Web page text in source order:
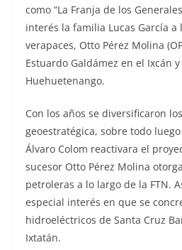
como “La Franja de los
interés la familia Lucas García a
verapaces, Otto Pérez Molina
Estuardo Galdámez en el Ixcán
Huehuetenango.
Con los años se diversificaron
geoestratégica, sobre todo
Álvaro Colom reactivara el
sucesor Otto Pérez Molina
petroleras a lo largo de la FTN.
especial interés en que se
hidroeléctricos de Santa Cruz
Ixtatán.